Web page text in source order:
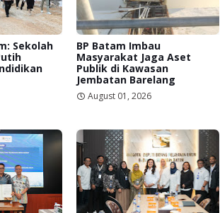
Sekolah
BP Batam Imbau
Masyarakat Jaga Aset
Publik di Kawasan
Jembatan Barelang
August 01, 2026